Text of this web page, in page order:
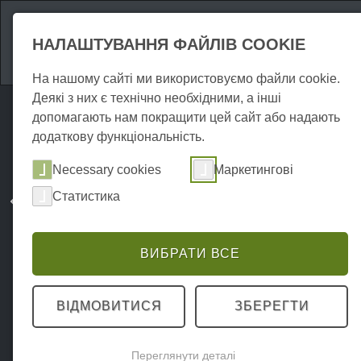
Атракціони
НАЛАШТУВАННЯ ФАЙЛІВ COOKIE
На нашому сайті ми використовуємо файли cookie.
Деякі з них є технічно необхідними, а інші
допомагають нам покращити цей сайт або надають
додаткову функціональність.
Necessary cookies
Маркетингові
Статистика
ВИБРАТИ ВСЕ
ВІДМОВИТИСЯ ЗБЕРЕГТИ
Переглянути деталі